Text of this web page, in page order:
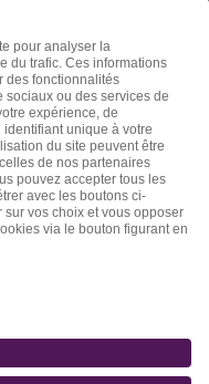
Universitaire de
un fervent défenseur
nutritionnel et
l'âge.
et d'en
vers d'autres
l'homéopathie,
Dans ses "lettres" il
connaissances, ses